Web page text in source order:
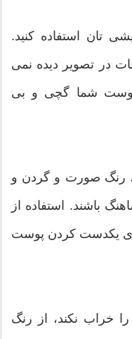
تان استفاده کنید.
در تصویر دیده نمی
پوست شما گچی و بی
رنگ صورت و گردن و
باشند. استفاده از
یکدست کردن پوست
خراب نکند، از رنگ